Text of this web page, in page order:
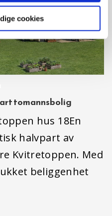
cookies
tomannsbolig
hus 18En
halvpart av
Kvitretoppen. Med
beliggenhet